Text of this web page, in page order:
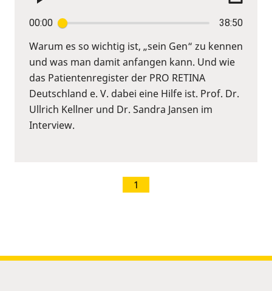
00:00 38:50
Warum es so wichtig ist, „sein Gen“ zu kennen
und was man damit anfangen kann. Und wie
das Patientenregister der PRO RETINA
Deutschland e. V. dabei eine Hilfe ist. Prof. Dr.
Ullrich Kellner und Dr. Sandra Jansen im
Interview.
1